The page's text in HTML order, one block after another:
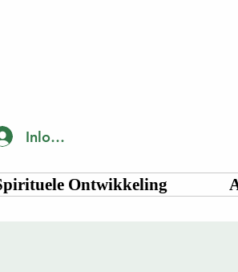
Inloggen
Ontwikkeling